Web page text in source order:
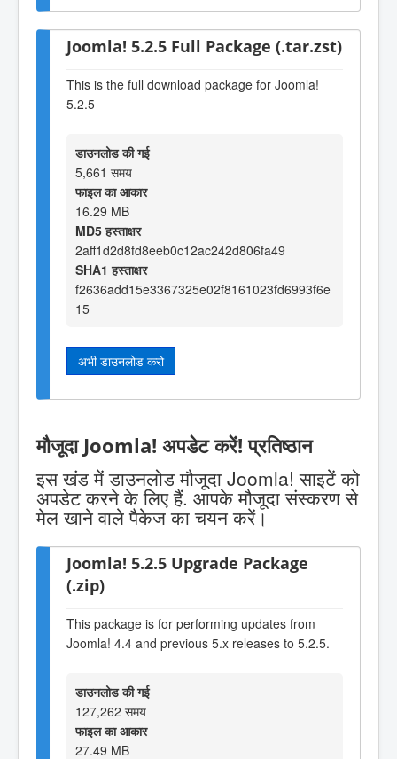
Joomla! 5.2.5 Full Package (.tar.zst)
This is the full download package for Joomla!
5.2.5
डाउनलोड की गई
5,661 समय
फाइल का आकार
16.29 MB
MD5 हस्ताक्षर
2aff1d2d8fd8eeb0c12ac242d806fa49
SHA1 हस्ताक्षर
f2636add15e3367325e02f8161023fd6993f6e
15
अभी डाउनलोड करो
मौजूदा Joomla! अपडेट करें! प्रतिष्ठान
इस खंड में डाउनलोड मौजूदा Joomla! साइटें को
अपडेट करने के लिए हैं. आपके मौजूदा संस्करण से
मेल खाने वाले पैकेज का चयन करें।
Joomla! 5.2.5 Upgrade Package
(.zip)
This package is for performing updates from
Joomla! 4.4 and previous 5.x releases to 5.2.5.
डाउनलोड की गई
127,262 समय
फाइल का आकार
27.49 MB